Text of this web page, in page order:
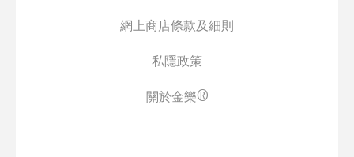
網上商店條款及細則
私隱政策
關於金樂®